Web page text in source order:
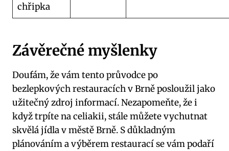
chřipka
Závěrečné myšlenky
Doufám, že vám tento průvodce po
bezlepkových restauracích v Brně posloužil jako
užitečný zdroj informací. Nezapomeňte, že i
když trpíte na celiakii, stále můžete vychutnat
skvělá jídla v městě Brně. S důkladným
plánováním a výběrem restaurací se vám podaří